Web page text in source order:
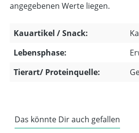
angegebenen Werte liegen.
Kauartikel / Snack:
Lebensphase:
Tierart/ Proteinquelle:
Das könnte Dir auch gefallen